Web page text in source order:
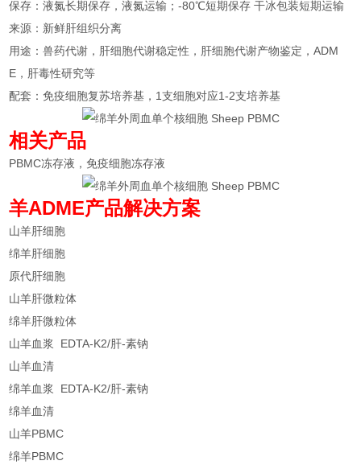
保存：液氮长期保存，液氮运输；-80℃短期保存 干冰包装短期运输
来源：新鲜肝组织分离
用途：兽药代谢，肝细胞代谢稳定性，肝细胞代谢产物鉴定，ADM
E，肝毒性研究等
配套：免疫细胞复苏培养基，1支细胞对应1-2支培养基
相关产品
PBMC冻存液，免疫细胞冻存液
羊ADME产品解决方案
山羊肝细胞
绵羊肝细胞
原代肝细胞
山羊肝微粒体
绵羊肝微粒体
山羊血浆 EDTA-K2/肝-素钠
山羊血清
绵羊血浆 EDTA-K2/肝-素钠
绵羊血清
山羊PBMC
绵羊PBMC